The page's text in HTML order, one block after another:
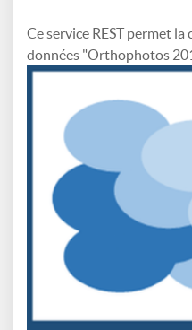
Ce service REST permet
données "Orthophotos